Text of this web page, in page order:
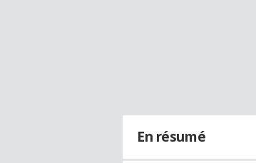
En résumé